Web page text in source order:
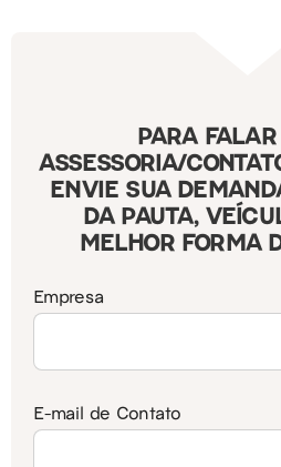
PARA
ASSESSORIA/
ENVIE SUA
DA PAUTA,
MELHOR FORMA
Empresa
E-mail de Contato